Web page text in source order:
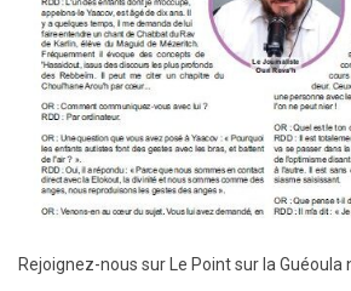
Rejoignez-nous sur Le Point sur la Guéoula